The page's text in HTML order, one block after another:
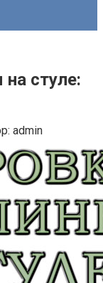
стуле:
admin